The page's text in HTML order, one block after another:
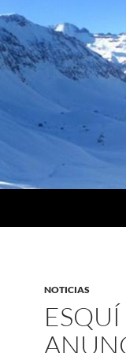
NOTICIAS